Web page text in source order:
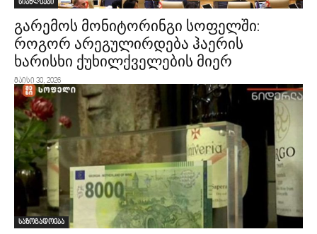
სიახლეები
გარემოს მონიტორინგი სოფელში:
როგორ არეგულირდება ჰაერის
ხარისხი ქუხილქველების მიერ
მაისი 30, 2026
საზოგადოება